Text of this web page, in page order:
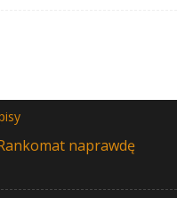
naprawdę